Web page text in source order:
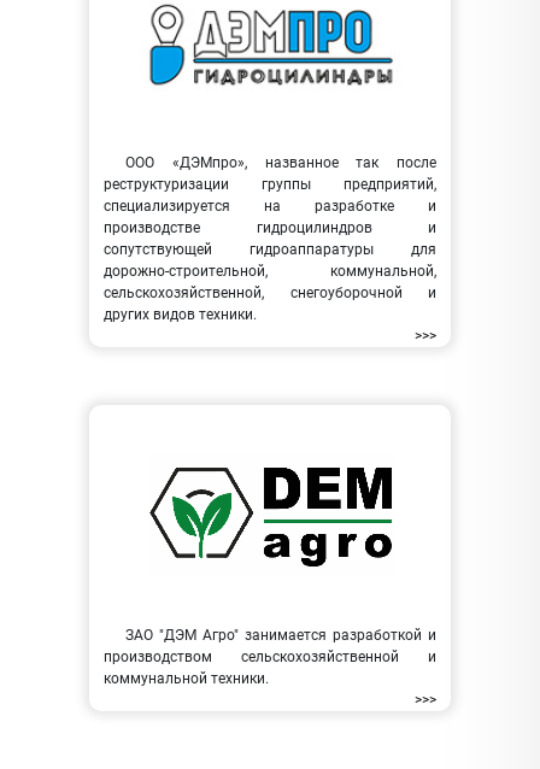
ООО «ДЭМпро», названное так после
реструктуризации группы предприятий,
специализируется на разработке и
производстве гидроцилиндров и
сопутствующей гидроаппаратуры для
дорожно-строительной, коммунальной,
сельскохозяйственной, снегоуборочной и
других видов техники.
>>>
ЗАО "ДЭМ Агро" занимается разработкой и
производством сельскохозяйственной и
коммунальной техники.
>>>